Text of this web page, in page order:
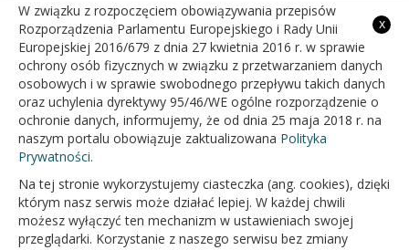
Wt 7:30 - 15:30
Śr 7:30 - 15:30
Czw 7:30 - 15:30
Pt 7:30 - 15:30
OFICJALNY SERWIS INTERNETOWY GMINY BIAŁOPOLE
x
W związku z rozpoczęciem obowiązywania przepisów
Rozporządzenia Parlamentu Europejskiego i Rady Unii
Europejskiej 2016/679 z dnia 27 kwietnia 2016 r. w sprawie
ochrony osób fizycznych w związku z przetwarzaniem danych
osobowych i w sprawie swobodnego przepływu takich danych
oraz uchylenia dyrektywy 95/46/WE ogólne rozporządzenie o
ochronie danych, informujemy, że od dnia 25 maja 2018 r. na
naszym portalu obowiązuje zaktualizowana Polityka
Prywatności.
Na tej stronie wykorzystujemy ciasteczka (ang. cookies), dzięki
którym nasz serwis może działać lepiej. W każdej chwili
możesz wyłączyć ten mechanizm w ustawieniach swojej
przeglądarki. Korzystanie z naszego serwisu bez zmiany